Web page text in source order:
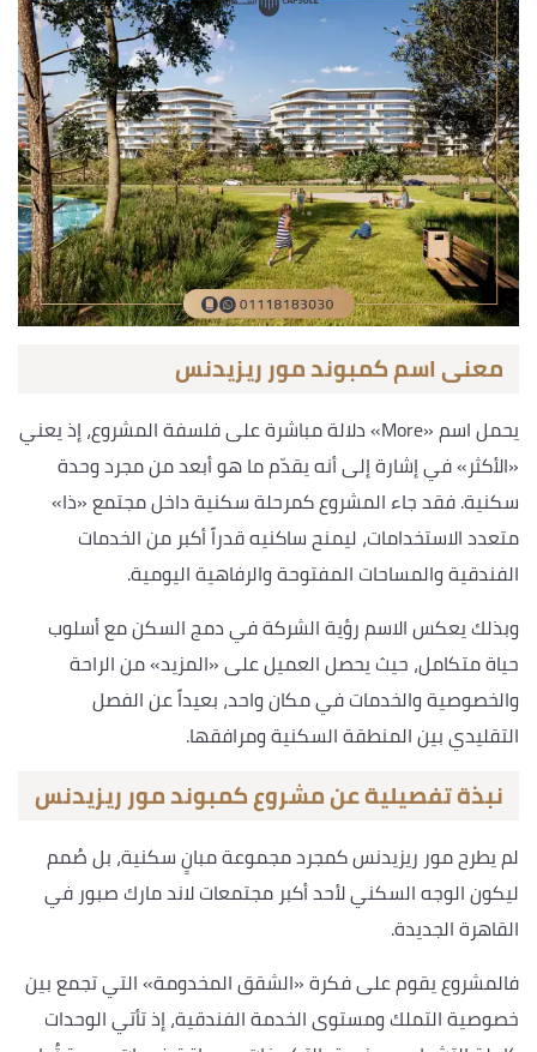
معنى اسم كمبوند مور ريزيدنس
يحمل اسم «More» دلالة مباشرة على فلسفة المشروع، إذ يعني
«الأكثر» في إشارة إلى أنه يقدّم ما هو أبعد من مجرد وحدة
سكنية. فقد جاء المشروع كمرحلة سكنية داخل مجتمع «ذا»
متعدد الاستخدامات، ليمنح ساكنيه قدراً أكبر من الخدمات
الفندقية والمساحات المفتوحة والرفاهية اليومية.
وبذلك يعكس الاسم رؤية الشركة في دمج السكن مع أسلوب
حياة متكامل، حيث يحصل العميل على «المزيد» من الراحة
والخصوصية والخدمات في مكان واحد، بعيداً عن الفصل
التقليدي بين المنطقة السكنية ومرافقها.
نبذة تفصيلية عن مشروع كمبوند مور ريزيدنس
لم يطرح مور ريزيدنس كمجرد مجموعة مبانٍ سكنية، بل صُمم
ليكون الوجه السكني لأحد أكبر مجتمعات لاند مارك صبور في
القاهرة الجديدة.
فالمشروع يقوم على فكرة «الشقق المخدومة» التي تجمع بين
خصوصية التملك ومستوى الخدمة الفندقية، إذ تأتي الوحدات